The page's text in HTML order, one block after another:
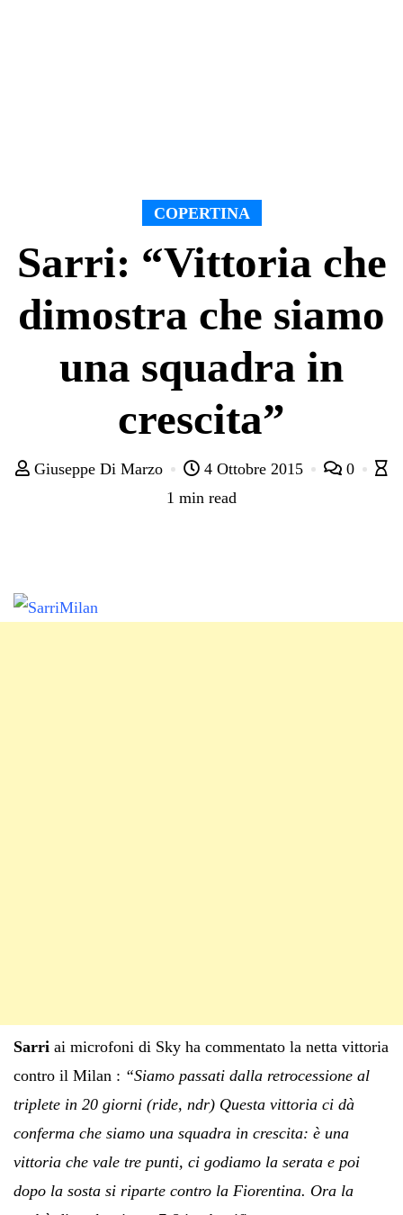
COPERTINA
Sarri: “Vittoria che
dimostra che siamo
una squadra in
crescita”
Giuseppe Di Marzo 4 Ottobre 2015
0
1 min read
Sarri ai microfoni di Sky ha commentato la netta vittoria
contro il Milan : “Siamo passati dalla retrocessione al
triplete in 20 giorni (ride, ndr) Questa vittoria ci dà
conferma che siamo una squadra in crescita: è una
vittoria che vale tre punti, ci godiamo la serata e poi
dopo la sosta si riparte contro la Fiorentina. Ora la